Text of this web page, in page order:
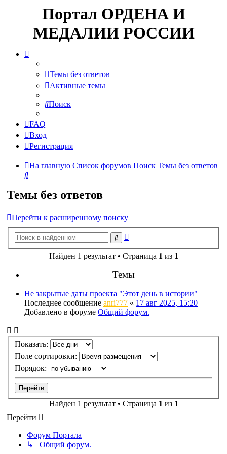
Портал ОРДЕНА И
МЕДАЛИИ РОССИИ
Темы без ответов
Активные темы
Поиск
FAQ
Вход
Регистрация
На главную Список форумов Поиск Темы без ответов
Поиск
Темы без ответов
Перейти к расширенному поиску
Поиск
Найден 1 результат • Страница 1 из 1
Темы
Не закрытые даты проекта "Этот день в истории"
Последнее сообщение anri777 « 17 авг 2025, 15:20
Добавлено в форуме Общий форум.
Показать:
Поле сортировки:
Порядок:
Найден 1 результат • Страница 1 из 1
Перейти
Форум Портала
↳ Общий форум.